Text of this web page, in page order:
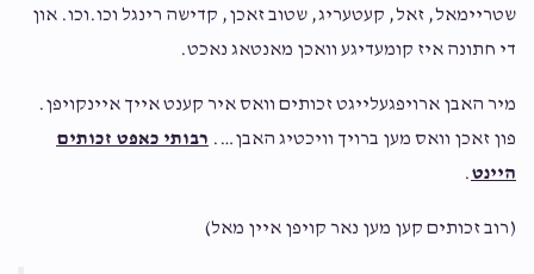
$320.00
Elie MarkinMordchei Gelb
$100.00
שטריימאל, זאל, קעטעריג, שטוב זאכן, קדישה רינגל וכו.וכו. און
די חתונה איז קומעדיגע וואכן מאנטאג נאכט.
‎מיר האבן ארויפגעלייגט זכותים וואס איר קענט אייך איינקויפן.
פון זאכן וואס מען ברויך וויכטיג האבן…. רבותי כאפט זכותים
היינט.
(‎רוב זכותים קען מען נאר קויפן איין מאל)